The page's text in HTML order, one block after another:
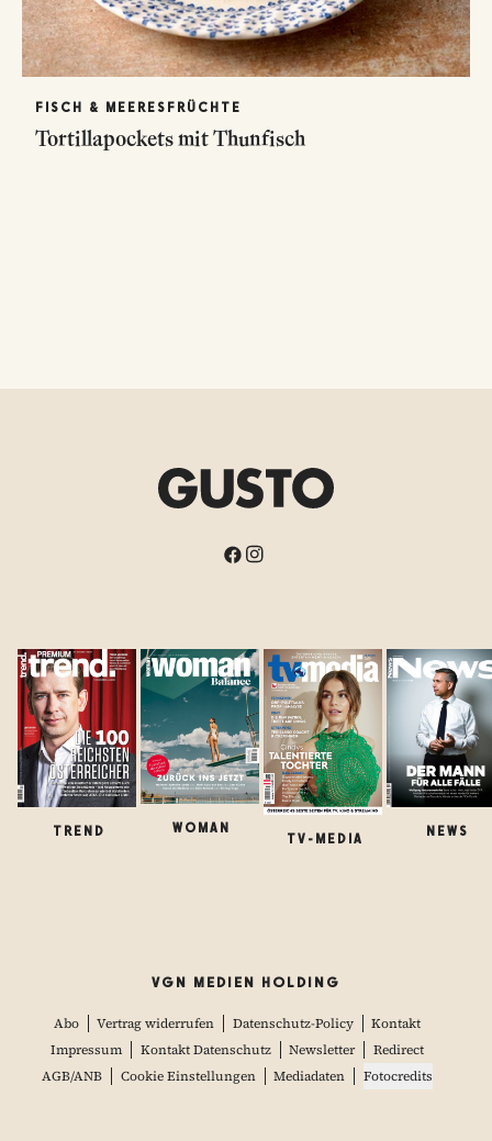
FISCH & MEERESFRÜCHTE
Tortillapockets mit Thunfisch
TREND WOMAN
TV-MEDIA
NEWS
VGN MEDIEN HOLDING
Abo Vertrag widerrufen Datenschutz-Policy
Kontakt
Impressum
Kontakt Datenschutz Newsletter
Redirect
AGB/ANB
Cookie Einstellungen Mediadaten Fotocredits